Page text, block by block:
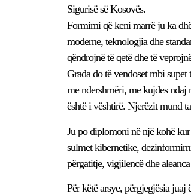
Sigurisë së Kosovës.
Formimi që keni marrë ju ka
moderne, teknologjia dhe
qëndrojnë të qetë dhe të
Grada do të vendoset mbi
me ndershmëri, me kujdes ndaj
është i vështirë. Njerëzit mund
Ju po diplomoni në një kohë
sulmet kibernetike,
përgatitje, vigjilencë dhe
Për këtë arsye, përgjegjësia